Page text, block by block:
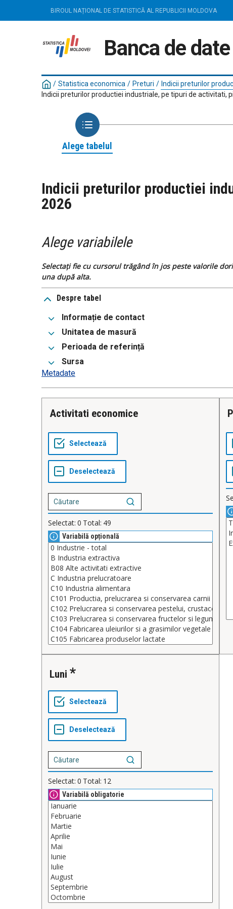
BIROUL NAȚIONAL DE STATISTICĂ AL REPUBLICII MOLDOVA
Banca de
/ Statistica economica / Preturi / Indicii preturilor
Indicii preturilor productiei industriale, pe tipuri de activitati,
Alege tabelul
Indicii preturilor productiei
2026
Alege variabilele
Selectați fie cu cursorul trăgând în jos peste valorile
una după alta.
Despre tabel
Informație de contact
Unitatea de masură
Perioada de referință
Sursa
Metadate
Activitati economice
Selectat: 0 Total: 49
Variabilă opțională
Luni
Selectat: 0 Total: 12
Variabilă obligatorie